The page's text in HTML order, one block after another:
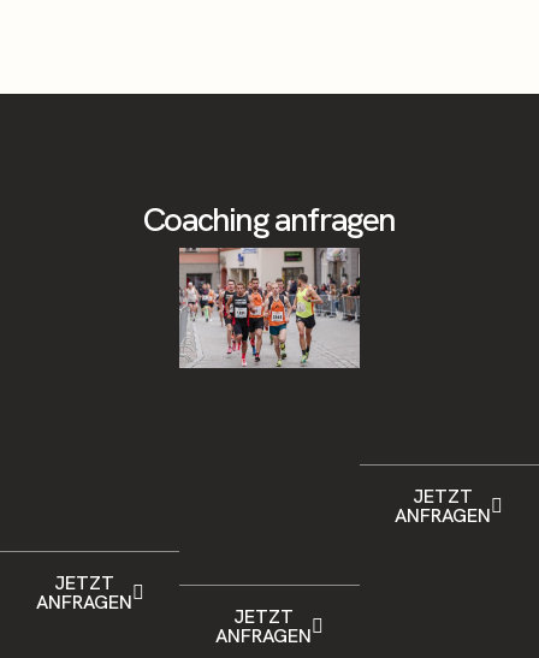
Coaching anfragen
JETZT
ANFRAGEN
JETZT
ANFRAGEN
JETZT
ANFRAGEN